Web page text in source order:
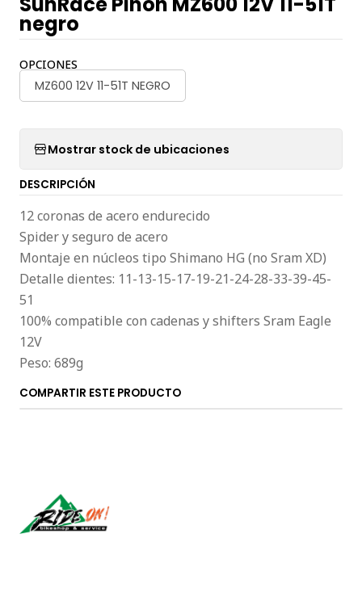
negro
OPCIONES
MZ600 12V 11-51T NEGRO
Mostrar stock de ubicaciones
DESCRIPCIÓN
12 coronas de acero endurecido
Spider y seguro de acero
Montaje en núcleos tipo Shimano HG (no Sram XD)
Detalle dientes: 11-13-15-17-19-21-24-28-33-39-45-
51
100% compatible con cadenas y shifters Sram Eagle
12V
Peso: 689g
COMPARTIR ESTE PRODUCTO